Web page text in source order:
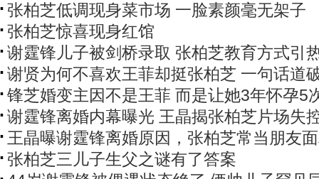
张柏芝低调现身菜市场 一脸素颜毫无架子
张柏芝惊喜现身红馆
谢霆锋儿子被剑桥录取 张柏芝教育方式引
谢贤为何不喜欢王菲却挺张柏芝 一句话道
锋芝婚变主因不是王菲 而是让她3年怀孕5
谢霆锋离婚内幕曝光 王晶揭张柏芝片场失
王晶曝谢霆锋离婚原因，张柏芝常当朋友
张柏芝三儿子生父之谜有了答案